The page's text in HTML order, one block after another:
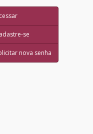
se
nova senha